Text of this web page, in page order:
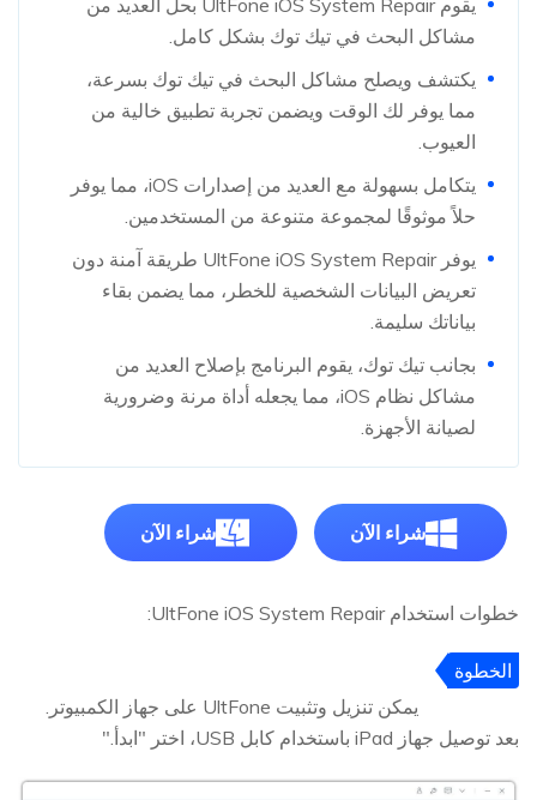
يقوم UltFone iOS System Repair بحل العديد من
مشاكل البحث في تيك توك بشكل كامل.
يكتشف ويصلح مشاكل البحث في تيك توك بسرعة،
مما يوفر لك الوقت ويضمن تجربة تطبيق خالية من
العيوب.
يتكامل بسهولة مع العديد من إصدارات iOS، مما يوفر
حلاً موثوقًا لمجموعة متنوعة من المستخدمين.
يوفر UltFone iOS System Repair طريقة آمنة دون
تعريض البيانات الشخصية للخطر، مما يضمن بقاء
بياناتك سليمة.
بجانب تيك توك، يقوم البرنامج بإصلاح العديد من
مشاكل نظام iOS، مما يجعله أداة مرنة وضرورية
لصيانة الأجهزة.
شراء الآن شراء الآن
خطوات استخدام UltFone iOS System Repair:
الخطوة
يمكن تنزيل وتثبيت UltFone على جهاز الكمبيوتر.
بعد توصيل جهاز iPad باستخدام كابل USB، اختر "ابدأ."